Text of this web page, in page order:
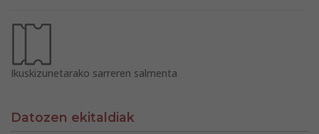
Ikuskizunetarako sarreren salmenta
Datozen ekitaldiak